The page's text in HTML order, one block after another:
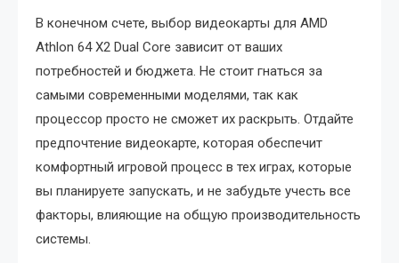
В конечном счете, выбор видеокарты для AMD
Athlon 64 X2 Dual Core зависит от ваших
потребностей и бюджета. Не стоит гнаться за
самыми современными моделями, так как
процессор просто не сможет их раскрыть. Отдайте
предпочтение видеокарте, которая обеспечит
комфортный игровой процесс в тех играх, которые
вы планируете запускать, и не забудьте учесть все
факторы, влияющие на общую производительность
системы.